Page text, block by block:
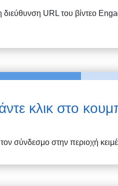
διεύθυνση URL του βίντεο
κλικ στο
σύνδεσμο στην περιοχή